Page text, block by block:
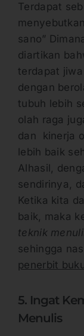
Terdapat
sano”
diartikan
terdapat
dengan
tubuh lebih
olah raga
dan kinerja
lebih baik
Alhasil,
sendirinya,
Ketika kita
baik, maka
teknik
sehingga
penerbit
5. Ingat
Menulis